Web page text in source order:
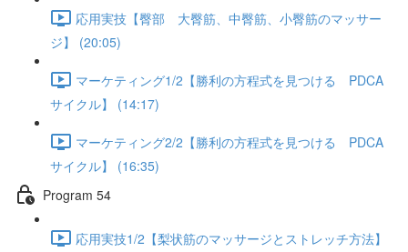
応用実技【臀部 大臀筋、中臀筋、小臀筋のマッサー
ジ】 (20:05)
マーケティング1/2【勝利の方程式を見つける PDCA
サイクル】 (14:17)
マーケティング2/2【勝利の方程式を見つける PDCA
サイクル】 (16:35)
Program 54
応用実技1/2【梨状筋のマッサージとストレッチ方法】